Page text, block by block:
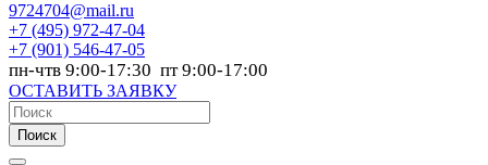
9724704@mail.ru
+7 (495) 972-47-04
+7 (901) 546-47-05
пн-чтв 9:00-17:30 пт 9:00-17:00
ОСТАВИТЬ ЗАЯВКУ
Поиск